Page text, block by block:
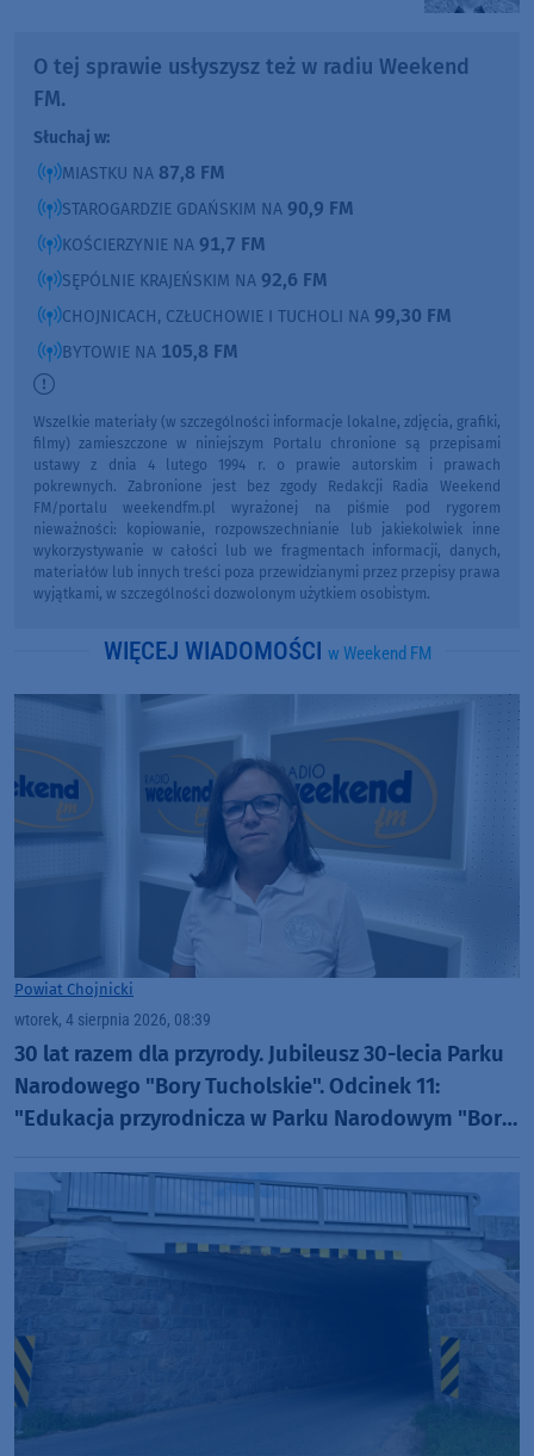
O tej sprawie usłyszysz też w radiu Weekend
FM.
Słuchaj w:
MIASTKU NA 87,8 FM
STAROGARDZIE GDAŃSKIM NA 90,9 FM
KOŚCIERZYNIE NA 91,7 FM
SĘPÓLNIE KRAJEŃSKIM NA 92,6 FM
CHOJNICACH, CZŁUCHOWIE I TUCHOLI NA 99,30 FM
BYTOWIE NA 105,8 FM
Wszelkie materiały (w szczególności informacje lokalne, zdjęcia, grafiki,
filmy) zamieszczone w niniejszym Portalu chronione są przepisami
ustawy z dnia 4 lutego 1994 r. o prawie autorskim i prawach
pokrewnych. Zabronione jest bez zgody Redakcji Radia Weekend
FM/portalu weekendfm.pl wyrażonej na piśmie pod rygorem
nieważności: kopiowanie, rozpowszechnianie lub jakiekolwiek inne
wykorzystywanie w całości lub we fragmentach informacji, danych,
materiałów lub innych treści poza przewidzianymi przez przepisy prawa
wyjątkami, w szczególności dozwolonym użytkiem osobistym.
WIĘCEJ WIADOMOŚCI w Weekend FM
Powiat Chojnicki
wtorek, 4 sierpnia 2026, 08:39
30 lat razem dla przyrody. Jubileusz 30-lecia Parku
Narodowego "Bory Tucholskie". Odcinek 11:
"Edukacja przyrodnicza w Parku Narodowym "Bory